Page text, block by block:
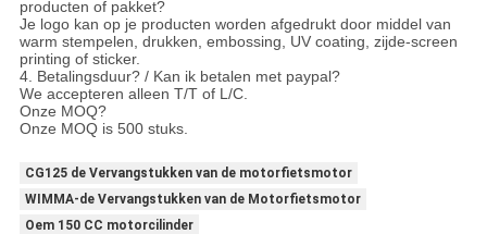
producten of pakket?
Je logo kan op je producten worden afgedrukt door middel van
warm stempelen, drukken, embossing, UV coating, zijde-screen
printing of sticker.
4. Betalingsduur? / Kan ik betalen met paypal?
We accepteren alleen T/T of L/C.
Onze MOQ?
Onze MOQ is 500 stuks.
CG125 de Vervangstukken van de motorfietsmotor
WIMMA-de Vervangstukken van de Motorfietsmotor
Oem 150 CC motorcilinder